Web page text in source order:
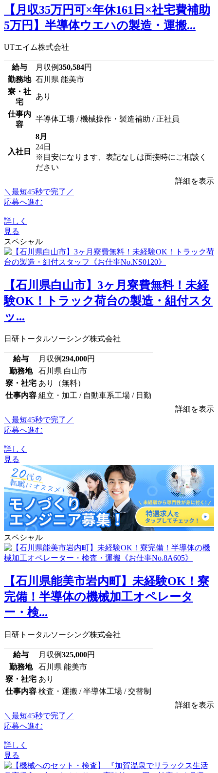
【月収35万円可×年休161日×社宅費補助
5万円】半導体ウエハの製造・運搬...
UTエイム株式会社
給与 月収例350,584円
勤務地 石川県 能美市
寮・社
宅
あり
仕事内
容
半導体工場 / 機械操作・製造補助 / 正社員
入社日
8月
24日
※目安になります、表記なしは面接時にご相談く
ださい
詳細を表示
＼最短45秒で完了／
応募へ進む
詳しく
見る
スペシャル
【石川県白山市】3ヶ月寮費無料！未経
験OK！トラック荷台の製造・組付スタ
ッ...
日研トータルソーシング株式会社
給与 月収例294,000円
勤務地
石川県 白山市
寮・社宅 あり（無料）
仕事内容 組立・加工 / 自動車系工場 / 日勤
詳細を表示
＼最短45秒で完了／
応募へ進む
詳しく
見る
スペシャル
【石川県能美市岩内町】未経験OK！寮
完備！半導体の機械加工オペレータ
ー・検...
日研トータルソーシング株式会社
給与 月収例325,000円
勤務地
石川県 能美市
寮・社宅 あり
仕事内容 検査・運搬 / 半導体工場 / 交替制
詳細を表示
＼最短45秒で完了／
応募へ進む
詳しく
見る